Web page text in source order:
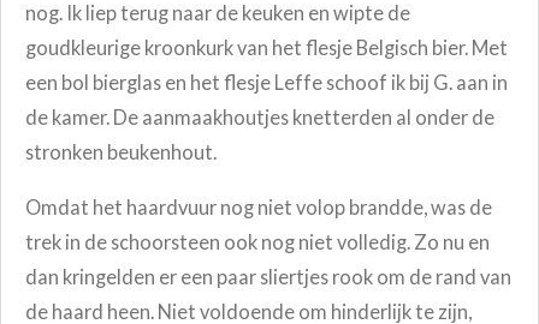
nog. Ik liep terug naar de keuken en wipte de
goudkleurige kroonkurk van het flesje Belgisch bier. Met
een bol bierglas en het flesje Leffe schoof ik bij G. aan in
de kamer. De aanmaakhoutjes knetterden al onder de
stronken beukenhout.
Omdat het haardvuur nog niet volop brandde, was de
trek in de schoorsteen ook nog niet volledig. Zo nu en
dan kringelden er een paar sliertjes rook om de rand van
de haard heen. Niet voldoende om hinderlijk te zijn,